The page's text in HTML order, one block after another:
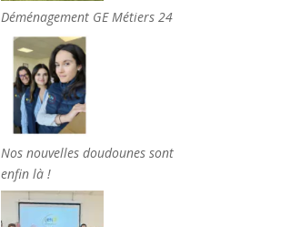
Déménagement GE Métiers 24
Nos nouvelles doudounes sont
enfin là !